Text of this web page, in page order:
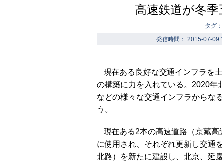
高速鉄道が冬
タグ
発信時間： 2015-07-09
現在ある良好な交通インフラを
の構築に力を入れている。2020年
などの様々な交通インフラからな
う。
現在ある2本の高速道路（京藏
に使用され、それぞれ更新し交通
北路）を新たに建設し、北京、延